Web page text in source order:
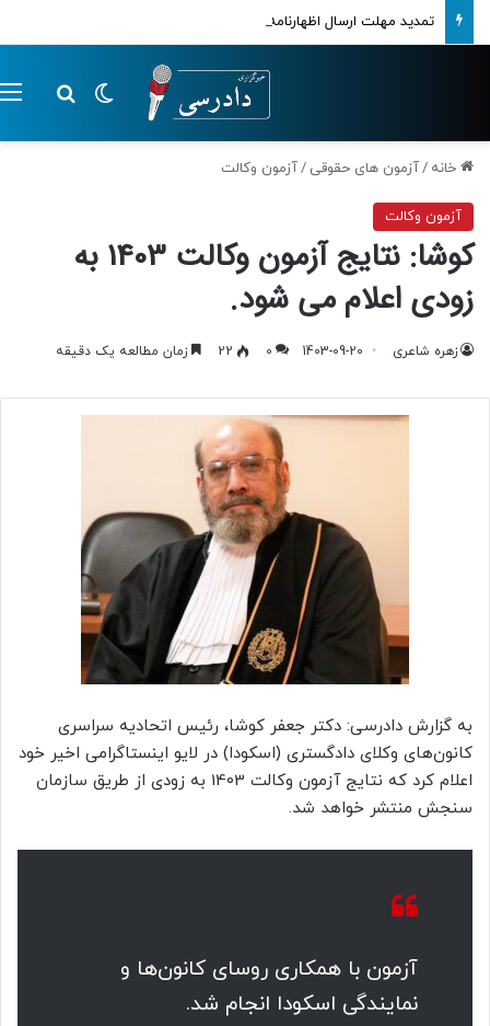
تمدید مهلت ارسال اظهارنامه‌های مالیاتی تا پایان تابستان 1405
تغییر پوسته
خانه /آزمون های حقوقی /آزمون وکالت
آزمون وکالت
کوشا: نتایج آزمون وکالت 1403 به
زودی اعلام می شود.
زهره شاعری 1403-09-20
0
22 زمان مطالعه یک دقیقه
به گزارش دادرسی: دکتر جعفر کوشا، رئیس اتحادیه سراسری
کانون‌های وکلای دادگستری (اسکودا) در لایو اینستاگرامی اخیر خود
اعلام کرد که نتایج آزمون وکالت 1403 به زودی از طریق سازمان
سنجش منتشر خواهد شد.
آزمون با همکاری روسای کانون‌ها و
نمایندگی اسکودا انجام شد.